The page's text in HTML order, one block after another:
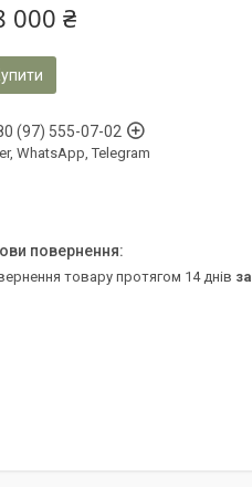
000 ₴
(97) 555-07-02
WhatsApp, Telegram
товару протягом 14 днів